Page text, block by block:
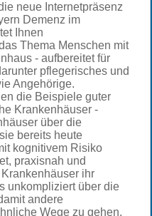
neue Internetpräsenz
Demenz im
Ihnen
Thema Menschen mit
- aufbereitet für
pflegerisches und
Angehörige.
die Beispiele guter
Krankenhäuser -
über die
bereits heute
kognitivem Risiko
praxisnah und
ihr
unkompliziert über die
andere
Wege zu gehen.